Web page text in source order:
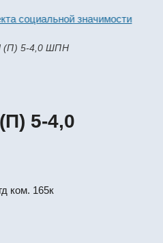
значимости
(П) 5-4,0 ШПН
5-4,0
ком. 165к